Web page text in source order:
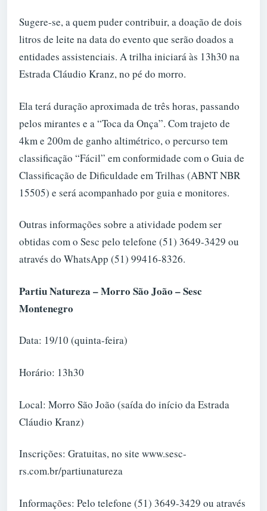
Sugere-se, a quem puder contribuir, a doação de dois
litros de leite na data do evento que serão doados a
entidades assistenciais. A trilha iniciará às 13h30 na
Estrada Cláudio Kranz, no pé do morro.
Ela terá duração aproximada de três horas, passando
pelos mirantes e a “Toca da Onça”. Com trajeto de
4km e 200m de ganho altimétrico, o percurso tem
classificação “Fácil” em conformidade com o Guia de
Classificação de Dificuldade em Trilhas (ABNT NBR
15505) e será acompanhado por guia e monitores.
Outras informações sobre a atividade podem ser
obtidas com o Sesc pelo telefone (51) 3649-3429 ou
através do WhatsApp (51) 99416-8326.
Partiu Natureza – Morro São João – Sesc
Montenegro
Data: 19/10 (quinta-feira)
Horário: 13h30
Local: Morro São João (saída do início da Estrada
Cláudio Kranz)
Inscrições: Gratuitas, no site www.sesc-
rs.com.br/partiunatureza
Informações: Pelo telefone (51) 3649-3429 ou através